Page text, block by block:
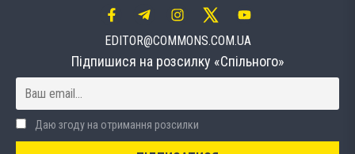
EDITOR@COMMONS.COM.UA
Підпишися на розсилку «Спільного»
Даю згоду на отримання розсилки